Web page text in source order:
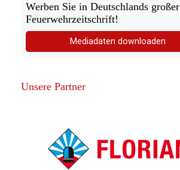
Werben Sie in Deutschlands großer
Feuerwehrzeitschrift!
Mediadaten downloaden
Unsere Partner